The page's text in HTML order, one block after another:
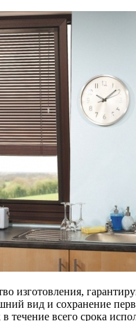
изготовления,
вид и сохранение
течение всего срока